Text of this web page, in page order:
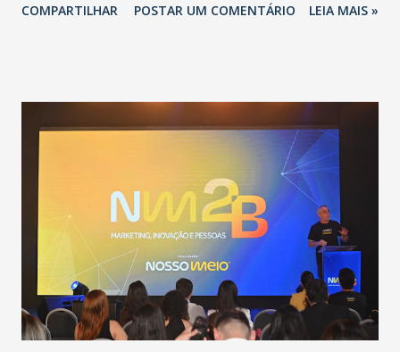
adotadas pelo Governo do Estado na contenção da
população suspeita e de cuidados com os ambientes
públicos e domiciliares. “Nós não estamos vivendo uma
epidemia comum, como temos em todos os anos, com
aumento de casos de dengue, influenza ou H1N1. Trata-se
de uma epidemia com um vírus diferente, com um poder de
contaminação maior que outros coronavírus”, apontou o
secretário. Segundo ele, é uma epidemia com chance de
contaminação alta, podendo gerar um grande risco à
população e ao sistema de saúde. “Precisamos saber fazer a
estratificação do risco da doença, para não so...
COMPARTILHAR POSTAR UM COMENTÁRIO LEIA MAIS »